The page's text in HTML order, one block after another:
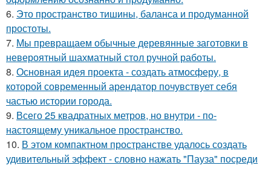
6. Это пространство тишины, баланса и продуманной
простоты.
7. Мы превращаем обычные деревянные заготовки в
невероятный шахматный стол ручной работы.
8. Основная идея проекта - создать атмосферу, в
которой современный арендатор почувствует себя
частью истории города.
9. Всего 25 квадратных метров, но внутри - по-
настоящему уникальное пространство.
10. В этом компактном пространстве удалось создать
удивительный эффект - словно нажать "Пауза" посреди